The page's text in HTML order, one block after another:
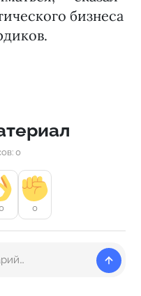
бизнеса
0
0